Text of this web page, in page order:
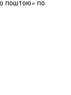
поштою» по